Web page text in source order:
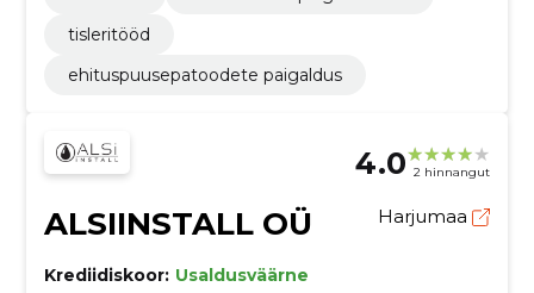
tisleritööd
ehituspuusepatoodete paigaldus
4.0 2 hinnangut
ALSIINSTALL OÜ Harjumaa
Krediidiskoor: Usaldusväärne